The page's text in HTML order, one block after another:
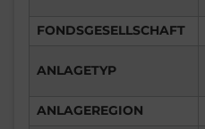
FONDSGESELLSCHAFT
ANLAGETYP
ANLAGEREGION